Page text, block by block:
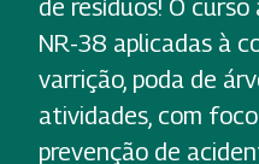
de resíduos! O
NR-38 aplicadas à
varrição, poda de
atividades, com
prevenção de